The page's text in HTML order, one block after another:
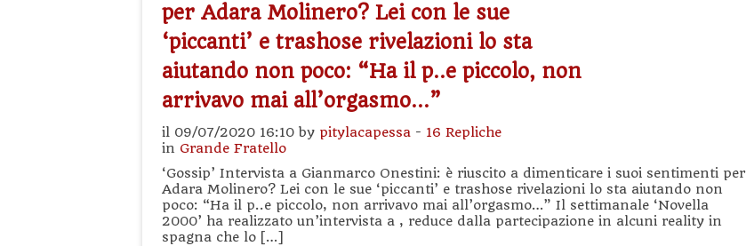
per Adara Molinero? Lei con le sue
‘piccanti’ e trashose rivelazioni lo sta
aiutando non poco: “Ha il p..e piccolo, non
arrivavo mai all’orgasmo…”
il 09/07/2020 16:10 by pitylacapessa - 16 Repliche
in Grande Fratello
‘Gossip’ Intervista a Gianmarco Onestini: è riuscito a dimenticare i suoi sentimenti per
Adara Molinero? Lei con le sue ‘piccanti’ e trashose rivelazioni lo sta aiutando non
poco: “Ha il p..e piccolo, non arrivavo mai all’orgasmo…” Il settimanale ‘Novella
2000’ ha realizzato un’intervista a , reduce dalla partecipazione in alcuni reality in
spagna che lo […]